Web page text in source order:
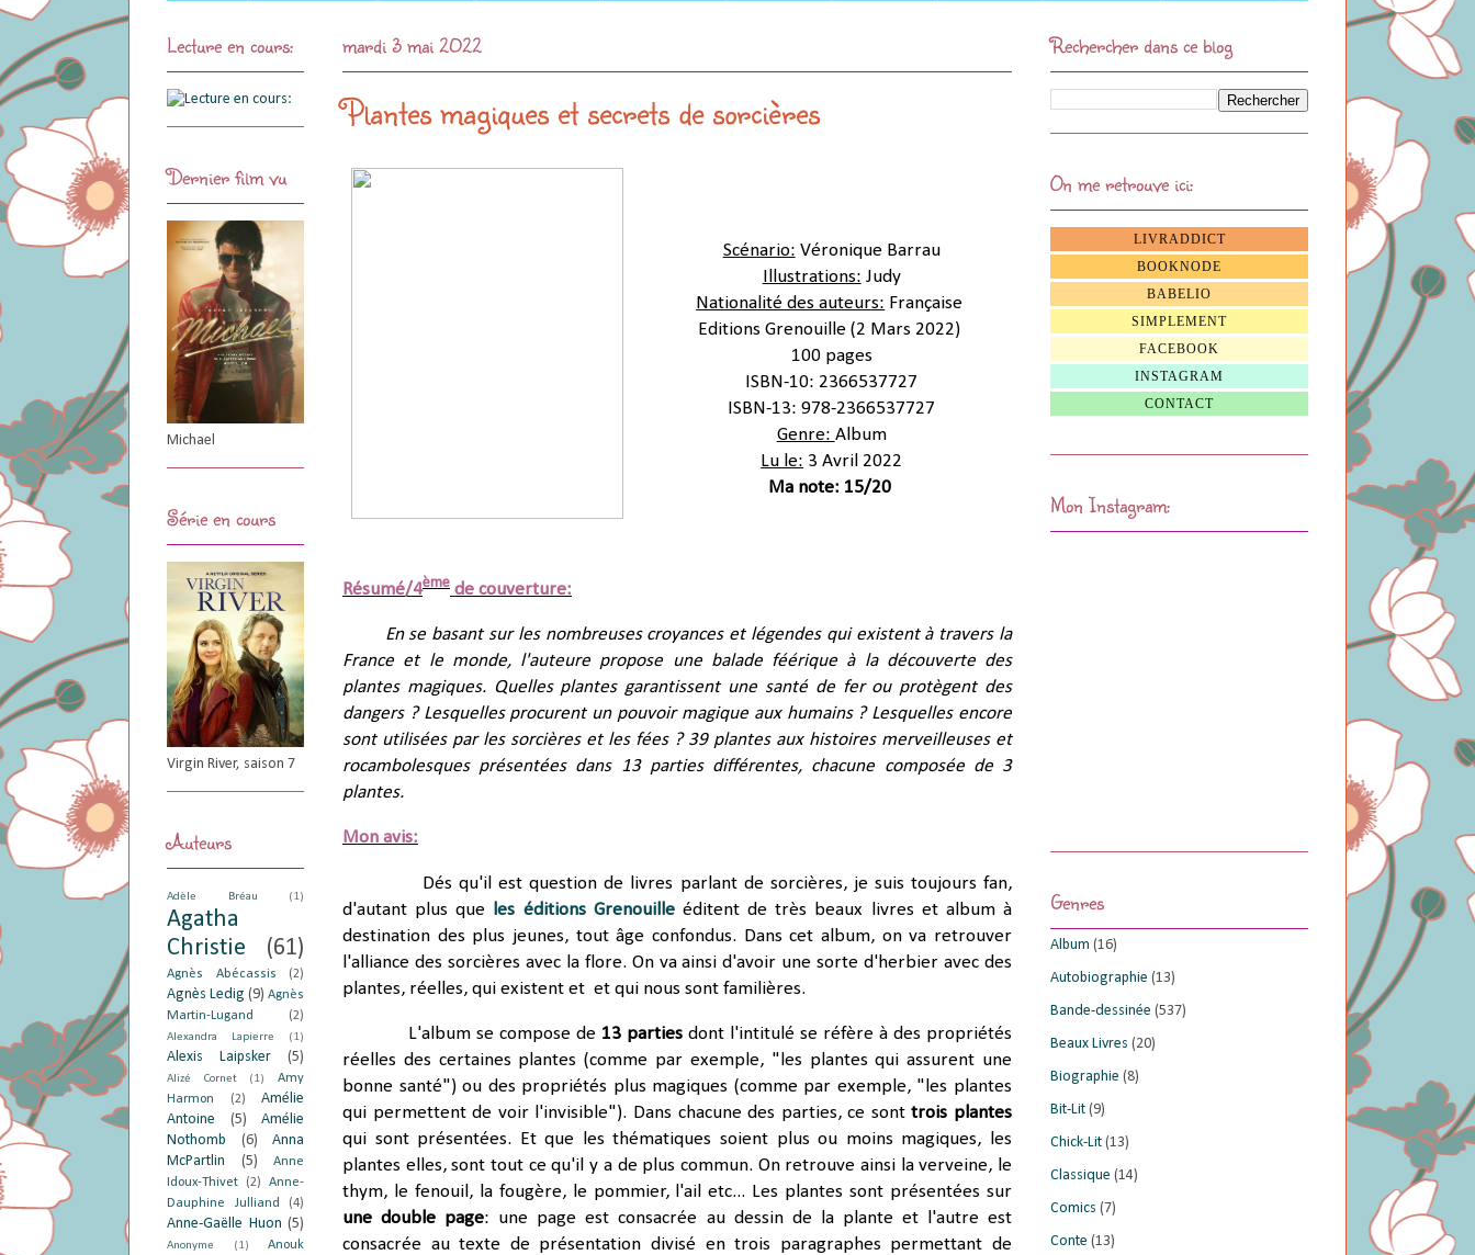
mardi 3 mai 2022
Plantes magiques et secrets de sorcières
Scénario: Véronique Barrau
Illustrations: Judy
Nationalité des auteurs: Française
Editions Grenouille (2 Mars 2022)
100 pages
ISBN-10: 2366537727
ISBN-13: 978-2366537727
Genre: Album
Lu le: 3 Avril 2022
Ma note: 15/20
Résumé/4ème de couverture:
En se basant sur les nombreuses croyances et légendes qui existent à travers la
France et le monde, l'auteure propose une balade féérique à la découverte des
plantes magiques. Quelles plantes garantissent une santé de fer ou protègent des
dangers ? Lesquelles procurent un pouvoir magique aux humains ? Lesquelles encore
sont utilisées par les sorcières et les fées ? 39 plantes aux histoires merveilleuses et
rocambolesques présentées dans 13 parties différentes, chacune composée de 3
plantes.
Mon avis:
Dés qu'il est question de livres parlant de sorcières, je suis toujours fan,
d'autant plus que les éditions Grenouilleéditent de très beaux livres et album à
destination des plus jeunes, tout âge confondus. Dans cet album, on va retrouver
l'alliance des sorcières avec la flore. On va ainsi d'avoir une sorte d'herbier avec des
plantes, réelles, qui existent et et qui nous sont familières.
L'album se compose de 13 parties dont l'intitulé se réfère à des propriétés
réelles des certaines plantes (comme par exemple, "les plantes qui assurent une
bonne santé") ou des propriétés plus magiques (comme par exemple, "les plantes
qui permettent de voir l'invisible"). Dans chacune des parties, ce sonttrois plantes
qui sont présentées. Et que les thématiques soient plus ou moins magiques, les
plantes elles, sont tout ce qu'il y a de plus commun. On retrouve ainsi la verveine, le
thym, le fenouil, la fougère, le pommier, l'ail etc... Les plantes sont présentées sur
une double page: une page est consacrée au dessin de la plante et l'autre est
consacrée au texte de présentation divisé en trois paragraphes permettant de
Lecture en cours:
Dernier film vu
Michael
Série en cours
Virgin River, saison 7
Auteurs
Adèle Bréau (1)
Agatha
Christie
(61)
Agnès Abécassis (2)
Agnès Ledig (9) Agnès
Martin-Lugand
(2)
Alexandra Lapierre (1)
Alexis Laipsker (5)
Alizé Cornet (1)
Amy
Harmon
(2)
Amélie
Antoine
(5)
Amélie
Nothomb
(6)
Anna
McPartlin
(5)
Anne
Idoux-Thivet
(2)
Anne-
Dauphine Julliand
(4)
Anne-Gaëlle Huon (5)
Anonyme (1)
Anouk
Rechercher dans ce blog
On me retrouve ici:
LIVRADDICT
BOOKNODE
BABELIO
SIMPLEMENT
FACEBOOK
INSTAGRAM
CONTACT
Mon Instagram:
Genres
Album (16)
Autobiographie (13)
Bande-dessinée (537)
Beaux Livres (20)
Biographie (8)
Bit-Lit (9)
Chick-Lit (13)
Classique (14)
Comics (7)
Conte (13)